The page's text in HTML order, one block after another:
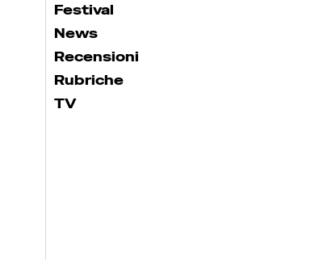
Festival
News
Recensioni
Rubriche
TV